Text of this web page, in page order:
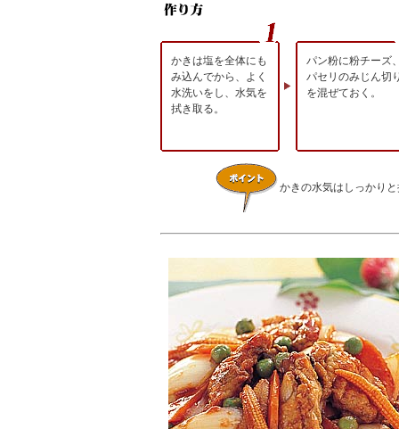
かきは塩を全体にも
み込んでから、よく
水洗いをし、水気を
拭き取る。
パン粉に粉チーズ
パセリのみじん切
を混ぜておく。
かきの水気はしっかり